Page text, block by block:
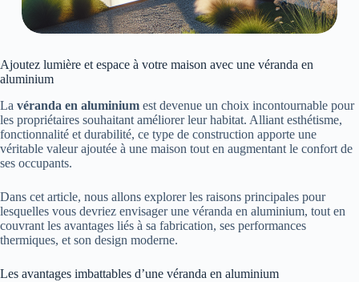
Ajoutez lumière et espace à votre maison avec une véranda en
aluminium
La véranda en aluminium est devenue un choix incontournable pour
les propriétaires souhaitant améliorer leur habitat. Alliant esthétisme,
fonctionnalité et durabilité, ce type de construction apporte une
véritable valeur ajoutée à une maison tout en augmentant le confort de
ses occupants.
Dans cet article, nous allons explorer les raisons principales pour
lesquelles vous devriez envisager une véranda en aluminium, tout en
couvrant les avantages liés à sa fabrication, ses performances
thermiques, et son design moderne.
Les avantages imbattables d’une véranda en aluminium